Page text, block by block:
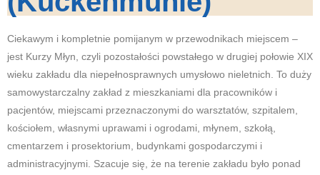
Ciekawym i kompletnie pomijanym w przewodnikach miejscem –
jest Kurzy Młyn, czyli pozostałości powstałego w drugiej połowie XIX
wieku zakładu dla niepełnosprawnych umysłowo nieletnich. To duży
samowystarczalny zakład z mieszkaniami dla pracowników i
pacjentów, miejscami przeznaczonymi do warsztatów, szpitalem,
kościołem, własnymi uprawami i ogrodami, młynem, szkołą,
cmentarzem i prosektorium, budynkami gospodarczymi i
administracyjnymi. Szacuje się, że na terenie zakładu było ponad